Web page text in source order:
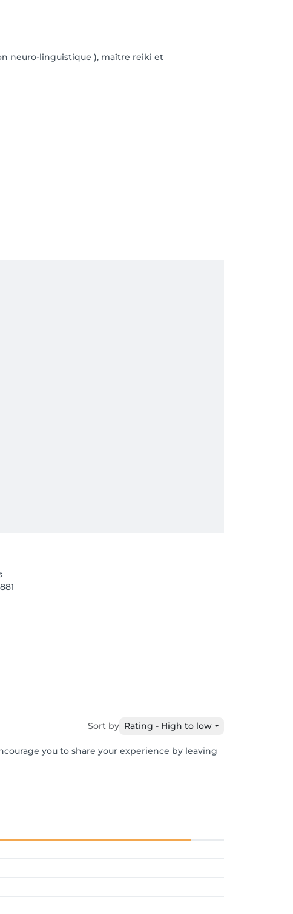
neuro-linguistique ), maître reiki et
Sort by Rating - High to low
you to share your experience by leaving